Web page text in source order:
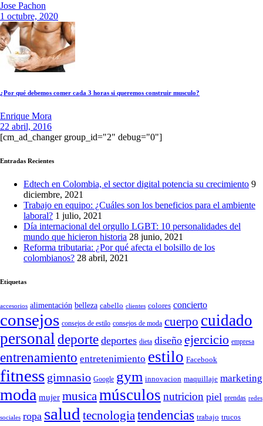
Jose Pachon
1 octubre, 2020
¿Por qué debemos comer cada 3 horas si queremos construir musculo?
Enrique Mora
22 abril, 2016
[cm_ad_changer group_id="2" debug="0"]
Entradas Recientes
Edtech en Colombia, el sector digital potencia su crecimiento 9
diciembre, 2021
Trabajo en equipo: ¿Cuáles son los beneficios para el ambiente
laboral? 1 julio, 2021
Día internacional del orgullo LGBT: 10 personalidades del
mundo que hicieron historia 28 junio, 2021
Reforma tributaria: ¿Por qué afecta el bolsillo de los
colombianos? 28 abril, 2021
Etiquetas
accesorios alimentación belleza cabello clientes colores concierto
consejos consejos de estilo consejos de moda cuerpo cuidado
personal deporte deportes dieta diseño ejercicio empresa
entrenamiento entretenimiento estilo Facebook
fitness gimnasio Google gym innovacion maquillaje marketing
moda mujer musica músculos nutricion piel prendas redes
sociales ropa salud tecnologia tendencias trabajo trucos